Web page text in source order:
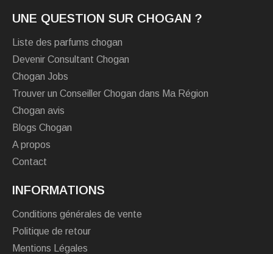
UNE QUESTION SUR CHOGAN ?
Liste des parfums chogan
Devenir Consultant Chogan
Chogan Jobs
Trouver un Conseiller Chogan dans Ma Région
Chogan avis
Blogs Chogan
A propos
Contact
INFORMATIONS
Conditions générales de vente
Politique de retour
Mentions Légales